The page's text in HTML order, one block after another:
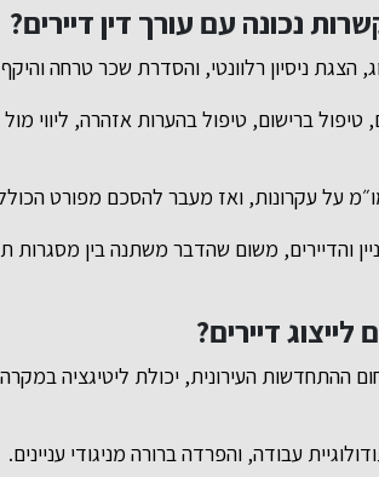
נכונה עם עורך דין דיירים?
ניסיון רלוונטי, והסדרת שכר טרחה
ברישום, טיפול בהערות אזהרה, ליווי מול
על עקרונות, ואז מעבר להסכם מפורט הכולל
משום שהדבר משתנה בין מסגרות
דיירים?
ההתחדשות העירונית, יכולת ליטיגציה
עבודה, והפרדה ברורה מניגודי עניינים.